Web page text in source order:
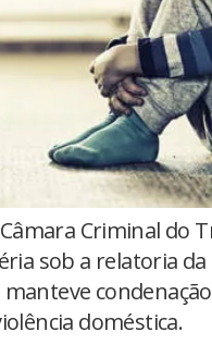
Câmara Criminal do
sob a relatoria
manteve
doméstica.